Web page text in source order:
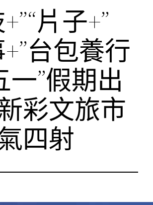
片子+”
台包養行
一”假期出
彩文旅市
四射